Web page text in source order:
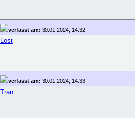
verfasst am: 30.01.2024, 14:32
Lost
verfasst am: 30.01.2024, 14:33
Tran